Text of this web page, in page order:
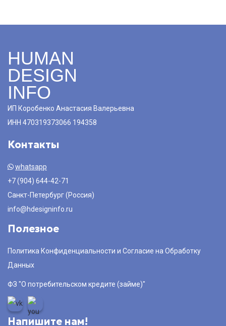
HUMAN
DESIGN
INFO
ИП Коробенко Анастасия Валерьевна
ИНН 470319373066 194358
Контакты
whatsapp
+7 (904) 644-42-71
Санкт-Петербург (Россия)
info@hdesigninfo.ru
Полезное
Политика Конфиденциальности и Согласие на Обработку
Данных
ФЗ "О потребительском кредите (займе)"
Напишите нам!